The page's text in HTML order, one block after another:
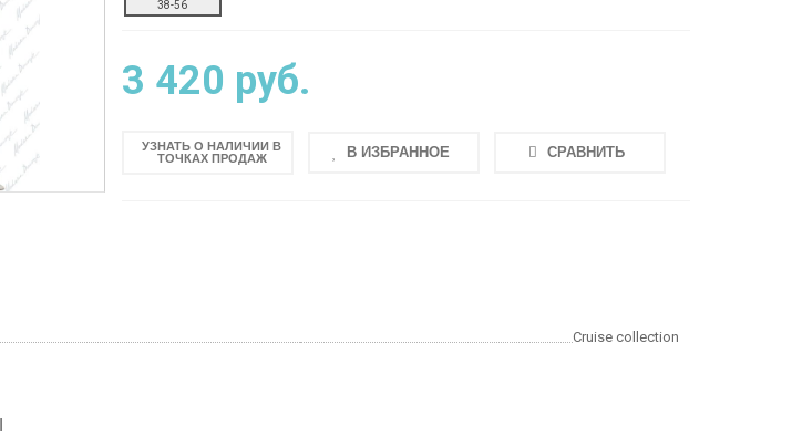
38-56
3 420 руб.
УЗНАТЬ О НАЛИЧИИ В
ТОЧКАХ ПРОДАЖ
В ИЗБРАННОЕ СРАВНИТЬ
Cruise collection